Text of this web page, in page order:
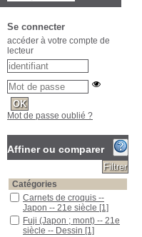
Se connecter
accéder à votre compte de
lecteur
Mot de passe oublié ?
Affiner ou comparer
Catégories
Carnets de croquis --
Japon -- 21e siècle [1]
Fuji (Japon ; mont) -- 21e
siècle -- Dessin [1]